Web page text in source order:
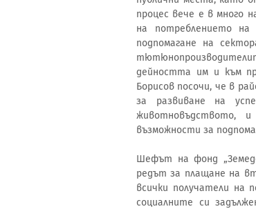
процес вече е в много
на потреблението
подпомагане на
дейността им и към
Борисов посочи, че в
за развиване на
животновъдството,
възможности за
Шефът на фонд
редът за плащане на
всички получатели
социалните си